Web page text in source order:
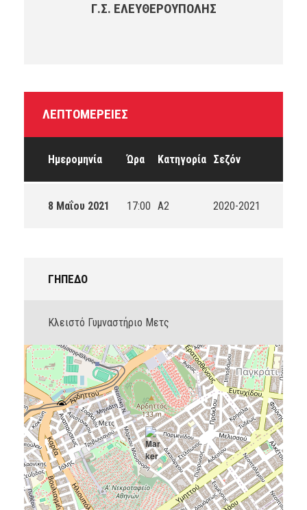
Γ.Σ. ΕΛΕΥΘΕΡΟΎΠΟΛΗΣ
ΛΕΠΤΟΜΈΡΕΙΕΣ
Ημερομηνία Ώρα Κατηγορία Σεζόν
8 Μαΐου 2021 17:00 A2 2020-2021
ΓΉΠΕΔΟ
Κλειστό Γυμναστήριο Μετς